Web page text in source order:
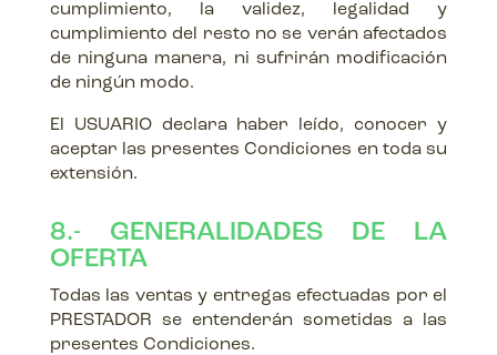
cumplimiento, la validez, legalidad y
cumplimiento del resto no se verán afectados
de ninguna manera, ni sufrirán modificación
de ningún modo.
El USUARIO declara haber leído, conocer y
aceptar las presentes Condiciones en toda su
extensión.
8.- GENERALIDADES DE LA
OFERTA
Todas las ventas y entregas efectuadas por el
PRESTADOR se entenderán sometidas a las
presentes Condiciones.